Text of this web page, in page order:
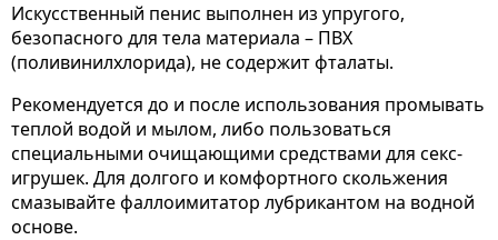
Искусственный пенис выполнен из упругого,
безопасного для тела материала – ПВХ
(поливинилхлорида), не содержит фталаты.
Рекомендуется до и после использования промывать
теплой водой и мылом, либо пользоваться
специальными очищающими средствами для секс-
игрушек. Для долгого и комфортного скольжения
смазывайте фаллоимитатор лубрикантом на водной
основе.